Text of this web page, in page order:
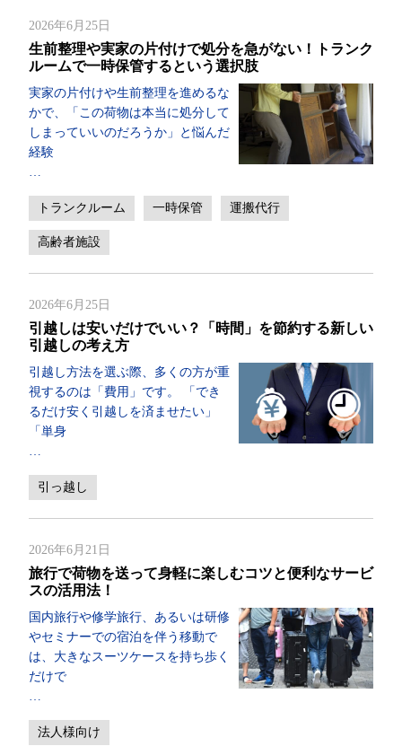
2026年6月25日
生前整理や実家の片付けで処分を急がない！トランク
ルームで一時保管するという選択肢
実家の片付けや生前整理を進めるな
かで、「この荷物は本当に処分して
しまっていいのだろうか」と悩んだ
経験
…
トランクルーム 一時保管 運搬代行
高齢者施設
2026年6月25日
引越しは安いだけでいい？「時間」を節約する新しい
引越しの考え方
引越し方法を選ぶ際、多くの方が重
視するのは「費用」です。 「でき
るだけ安く引越しを済ませたい」
「単身
…
引っ越し
2026年6月21日
旅行で荷物を送って身軽に楽しむコツと便利なサービ
スの活用法！
国内旅行や修学旅行、あるいは研修
やセミナーでの宿泊を伴う移動で
は、大きなスーツケースを持ち歩く
だけで
…
法人様向け